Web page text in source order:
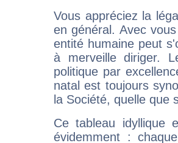
Vous appréciez la
en général. Avec
entité humaine peut
à merveille diriger.
politique par
natal est toujours
la Société, quelle que
Ce tableau idyllique
évidemment :